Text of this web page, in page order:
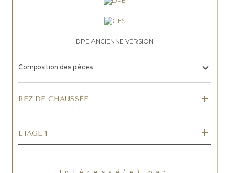
DPE ANCIENNE VERSION
Composition des pièces
REZ DE CHAUSSÉE
ETAGE 1